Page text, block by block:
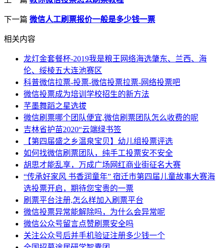
下一篇 微信人工刷票报价一般是多少钱一票
相关内容
龙灯金套餐杯-2019我是粮王网络海选肇东、兰西、海
伦、绥棱五大连池赛区
科普微信拉票-投票-微信投票拉票-网络投票吧
微信投票成为培训学校招生的新方法
芊墨舞蹈之星选拔
微信刷票哪个团队便宜,微信刷票团队怎么收费的呢
吉林省护苗2020“云端绿书签
【第四届盛之乡温泉宝贝】幼儿组投票评选
如何找微信刷票团队，纯手工投票安不安全
胡思才能乱享，万成广场网红商业街征名大赛
“传承好家风 书香润童年” 宿迁市第四届儿童故事大赛海
选投票开启，期待您宝贵的一票
刷票平台注册,怎么样加入刷票平台
微信投票异常能解除吗，为什么会异常呢
微信公众号留言点赞刷票安全吗
关注公众号后并手机验证注册多少钱一个